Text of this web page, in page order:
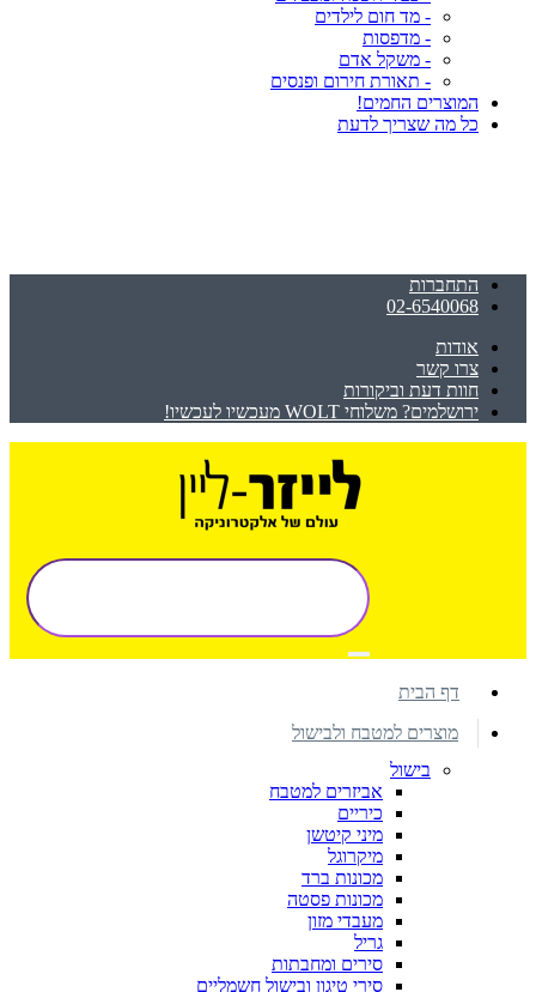
- מד חום לילדים
- מדפסות
- משקל אדם
- תאורת חירום ופנסים
המוצרים החמים!
כל מה שצריך לדעת
התחברות
02-6540068
אודות
צרו קשר
חוות דעת וביקורות
ירושלמים? משלוחי WOLT מעכשיו לעכשיו!
דף הבית
מוצרים למטבח ולבישול
בישול
אביזרים למטבח
כיריים
מיני קיטשן
מיקרוגל
מכונות ברד
מכונות פסטה
מעבדי מזון
גריל
סירים ומחבתות
סירי טיגון ובישול חשמליים